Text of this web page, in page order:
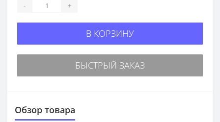
- +
В КОРЗИНУ
БЫСТРЫЙ ЗАКАЗ
Обзор товара